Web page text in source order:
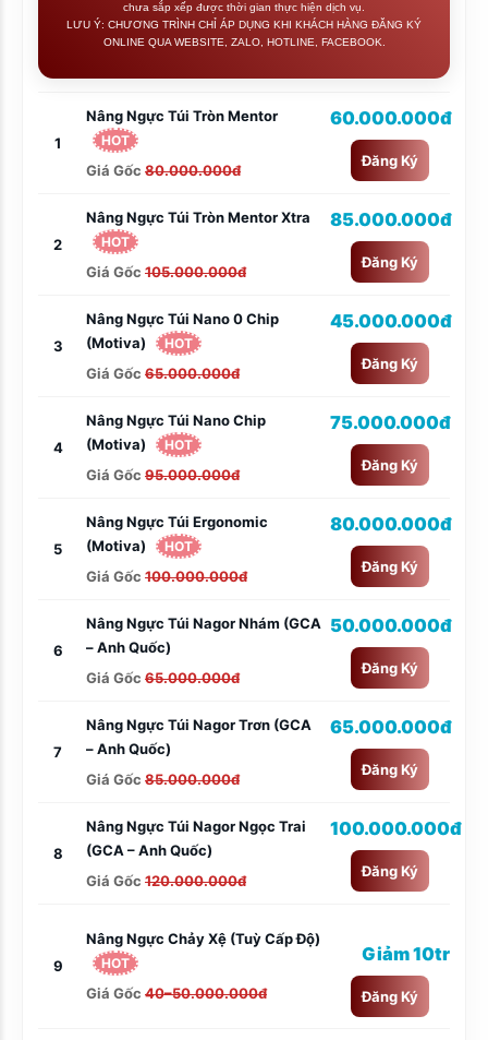
chưa sắp xếp được thời gian thực hiện dịch vụ.
LƯU Ý: CHƯƠNG TRÌNH CHỈ ÁP DỤNG KHI KHÁCH HÀNG ĐĂNG KÝ
ONLINE QUA WEBSITE, ZALO, HOTLINE, FACEBOOK.
1
Nâng Ngực Túi Tròn Mentor
HOT
Giá Gốc 80.000.000đ
60.000.000đ
Đăng Ký
2
Nâng Ngực Túi Tròn Mentor Xtra
HOT
Giá Gốc 105.000.000đ
85.000.000đ
Đăng Ký
3
Nâng Ngực Túi Nano 0 Chip
(Motiva)
HOT
Giá Gốc 65.000.000đ
45.000.000đ
Đăng Ký
4
Nâng Ngực Túi Nano Chip
(Motiva)
HOT
Giá Gốc 95.000.000đ
75.000.000đ
Đăng Ký
5
Nâng Ngực Túi Ergonomic
(Motiva)
HOT
Giá Gốc 100.000.000đ
80.000.000đ
Đăng Ký
6
Nâng Ngực Túi Nagor Nhám (GCA
– Anh Quốc)
Giá Gốc 65.000.000đ
50.000.000đ
Đăng Ký
7
Nâng Ngực Túi Nagor Trơn (GCA
– Anh Quốc)
Giá Gốc 85.000.000đ
65.000.000đ
Đăng Ký
8
Nâng Ngực Túi Nagor Ngọc Trai
(GCA – Anh Quốc)
Giá Gốc 120.000.000đ
100.000.000đ
Đăng Ký
9
Nâng Ngực Chảy Xệ (tuỳ Cấp Độ)
HOT
Giá Gốc 40–50.000.000đ
Giảm 10tr
Đăng Ký